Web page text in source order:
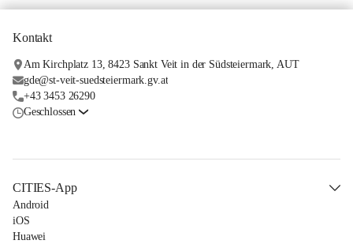
Kontakt
Am Kirchplatz 13, 8423 Sankt Veit in der Südsteiermark, AUT
gde@st-veit-suedsteiermark.gv.at
+43 3453 26290
Geschlossen
CITIES-App
Android
iOS
Huawei